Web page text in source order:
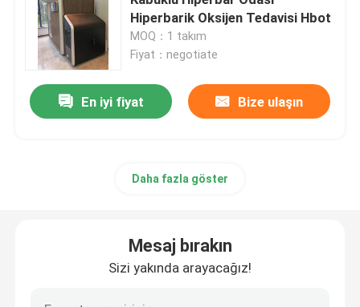
1.3 ATA Hiperbarik
Sert Kabuklu Hiperbar Odası
Yara Bakımı Hiperbar Odası
Hiperbarik Oksijen Tedavisi Hbot
MOQ：1 takım
Fiyat：negotiate
En iyi fiyat Bize ulaşın
Daha fazla göster
Mesaj bırakın
Sizi yakında arayacağız!